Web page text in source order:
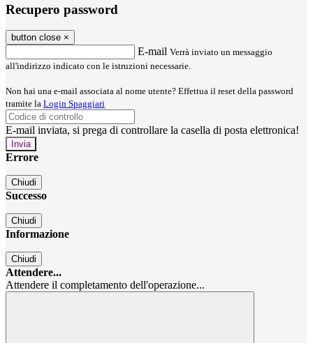
Recupero password
button close ×
E-mail Verrà inviato un messaggio
all'indirizzo indicato con le istruzioni necessarie.
Non hai una e-mail associata al nome utente? Effettua il reset della password
tramite la Login Spaggiari
E-mail inviata, si prega di controllare la casella di posta elettronica!
Errore
Chiudi
Successo
Chiudi
Informazione
Chiudi
Attendere...
Attendere il completamento dell'operazione...